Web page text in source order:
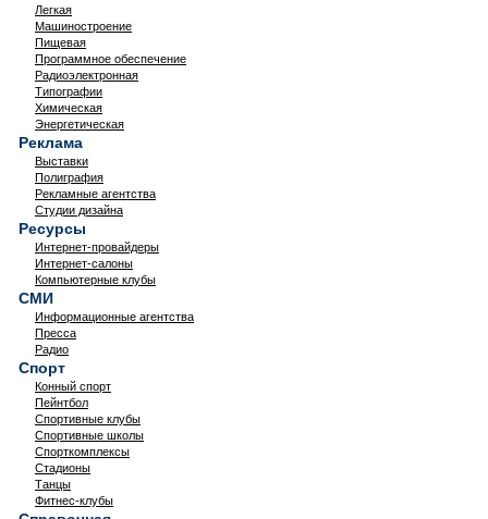
Легкая
Машиностроение
Пищевая
Программное обеспечение
Радиоэлектронная
Типографии
Химическая
Энергетическая
Реклама
Выставки
Полиграфия
Рекламные агентства
Студии дизайна
Ресурсы
Интернет-провайдеры
Интернет-салоны
Компьютерные клубы
СМИ
Информационные агентства
Пресса
Радио
Спорт
Конный спорт
Пейнтбол
Спортивные клубы
Спортивные школы
Спорткомплексы
Стадионы
Танцы
Фитнес-клубы